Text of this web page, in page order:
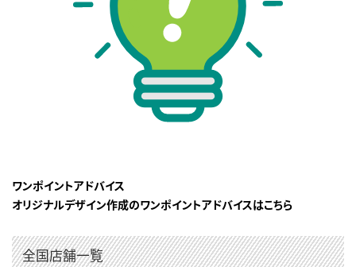
ワンポイントアドバイス
オリジナルデザイン作成のワンポイントアドバイスはこちら
全国店舗一覧